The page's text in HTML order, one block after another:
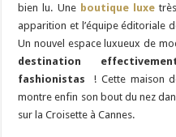
bien lu. Une boutique luxe
apparition et l’équipe éditoriale
Un nouvel espace luxueux de
destination
fashionistas ! Cette maison
montre enfin son bout du nez
sur la Croisette à Cannes.